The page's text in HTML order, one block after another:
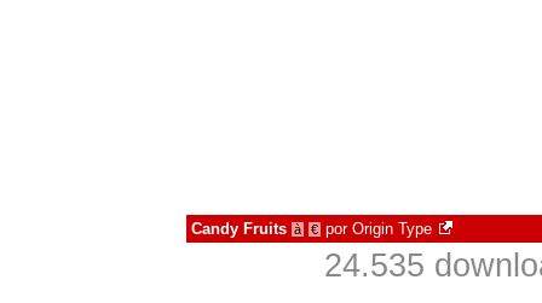
Candy Fruits à € por Origin Type
24.535